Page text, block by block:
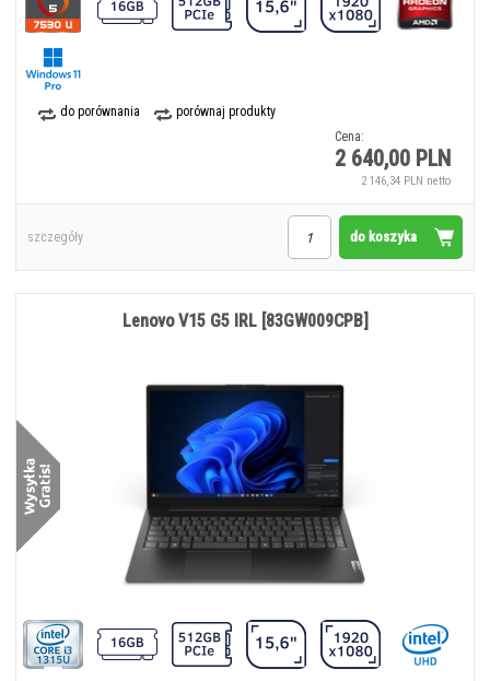
do porównania
porównaj produkty
Cena:
2 640,00 PLN
2 146,34 PLN netto
do koszyka
szczegóły
Lenovo V15 G5 IRL [83GW009CPB]